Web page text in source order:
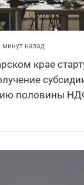
минут назад
крае
половины